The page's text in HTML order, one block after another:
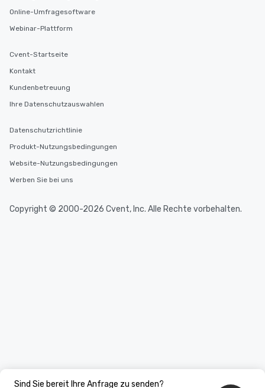
Sind Sie bereit Ihre Anfrage zu senden?
Online-Umfragesoftware
Webinar-Plattform
Cvent-Startseite
Kontakt
Kundenbetreuung
Ihre Datenschutzauswahlen
Datenschutzrichtlinie
Produkt-Nutzungsbedingungen
Website-Nutzungsbedingungen
Werben Sie bei uns
Copyright © 2000-2026 Cvent, Inc. Alle Rechte vorbehalten.